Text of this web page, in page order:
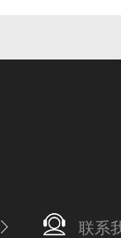
联系